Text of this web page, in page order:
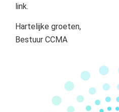
link.
Hartelijke groeten,
Bestuur CCMA